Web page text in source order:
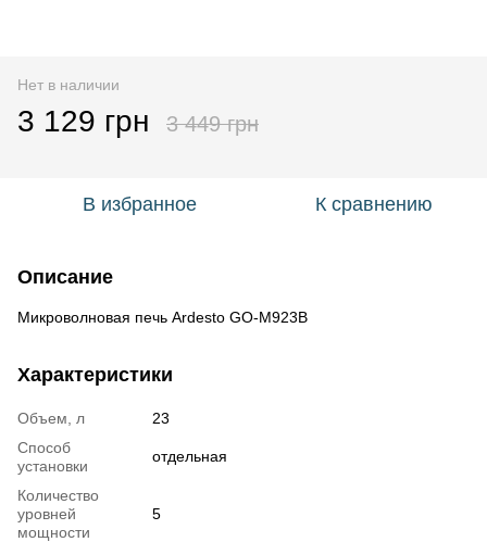
Нет в наличии
3 129 грн 3 449 грн
В избранное К сравнению
Описание
Микроволновая печь Ardesto GO-M923B
Характеристики
Объем, л
23
Способ
установки
отдельная
Количество
уровней
мощности
5